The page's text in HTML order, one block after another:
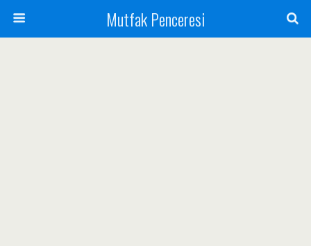
Mutfak Penceresi